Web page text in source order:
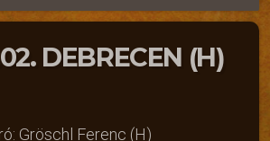
DEBRECEN (H)
Gröschl Ferenc (H)